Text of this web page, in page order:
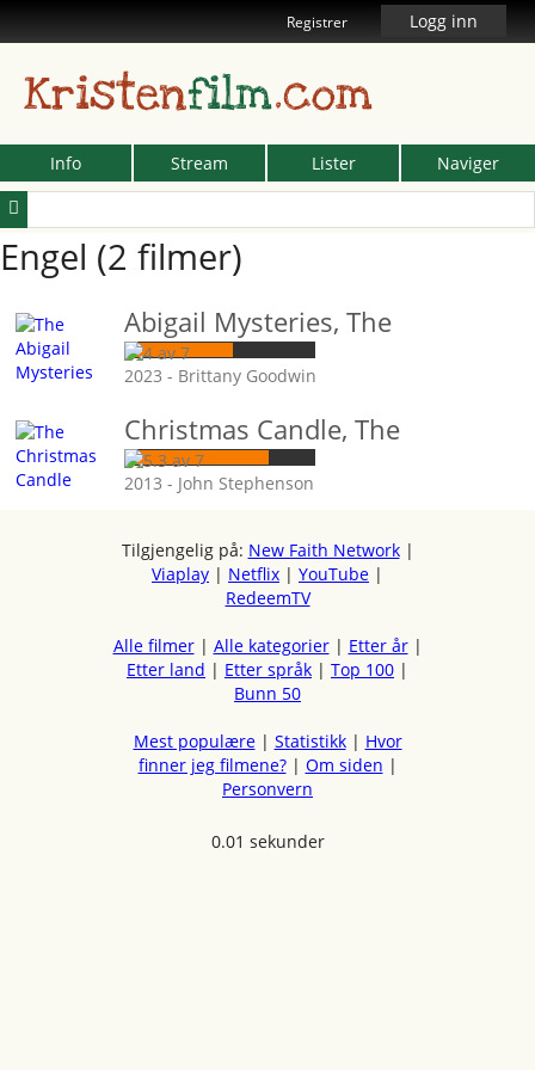
Registrer Logg inn
Kristenfilm.com
Info Stream Lister Naviger
Engel (2 filmer)
Abigail Mysteries, The
2023 - Brittany Goodwin
Christmas Candle, The
2013 - John Stephenson
Tilgjengelig på: New Faith Network|
Viaplay | Netflix | YouTube |
RedeemTV
Alle filmer| Alle kategorier| Etter år|
Etter land | Etter språk | Top 100 |
Bunn 50
Mest populære| Statistikk| Hvor
finner jeg filmene?| Om siden |
Personvern
0.01 sekunder